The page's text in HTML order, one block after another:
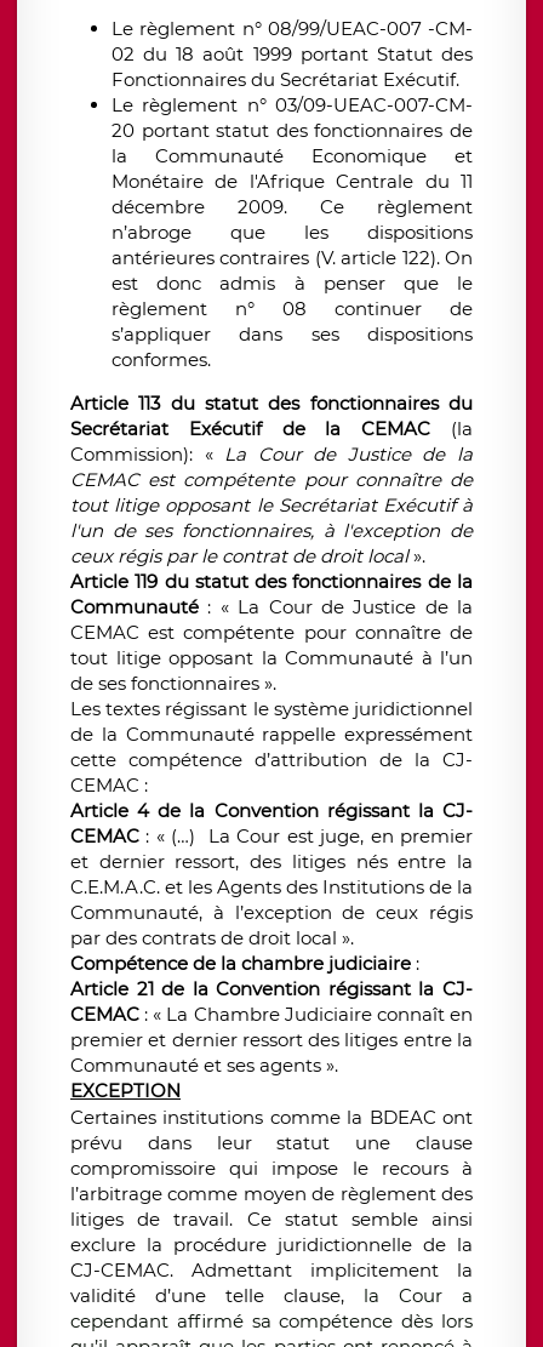
Le règlement n° 08/99/UEAC-007 -CM-
02 du 18 août 1999 portant Statut des
Fonctionnaires du Secrétariat Exécutif.
Le règlement n° 03/09-UEAC-007-CM-
20 portant statut des fonctionnaires de
la Communauté Economique et
Monétaire de l'Afrique Centrale du 11
décembre 2009. Ce règlement
n’abroge que les dispositions
antérieures contraires (V. article 122). On
est donc admis à penser que le
règlement n° 08 continuer de
s’appliquer dans ses dispositions
conformes.
Article 113 du statut des fonctionnaires du
Secrétariat Exécutif de la CEMAC (la
Commission): « La Cour de Justice de la
CEMAC est compétente pour connaître de
tout litige opposant le Secrétariat Exécutif à
l'un de ses fonctionnaires, à l'exception de
ceux régis par le contrat de droit local».
Article 119 du statut des fonctionnaires de la
Communauté : « La Cour de Justice de la
CEMAC est compétente pour connaître de
tout litige opposant la Communauté à l’un
de ses fonctionnaires ».
Les textes régissant le système juridictionnel
de la Communauté rappelle expressément
cette compétence d’attribution de la CJ-
CEMAC :
Article 4 de la Convention régissant la CJ-
CEMAC : « (…) La Cour est juge, en premier
et dernier ressort, des litiges nés entre la
C.E.M.A.C. et les Agents des Institutions de la
Communauté, à l’exception de ceux régis
par des contrats de droit local ».
Compétence de la chambre judiciaire :
Article 21 de la Convention régissant la CJ-
CEMAC : « La Chambre Judiciaire connaît en
premier et dernier ressort des litiges entre la
Communauté et ses agents ».
EXCEPTION
Certaines institutions comme la BDEAC ont
prévu dans leur statut une clause
compromissoire qui impose le recours à
l’arbitrage comme moyen de règlement des
litiges de travail. Ce statut semble ainsi
exclure la procédure juridictionnelle de la
CJ-CEMAC. Admettant implicitement la
validité d’une telle clause, la Cour a
cependant affirmé sa compétence dès lors